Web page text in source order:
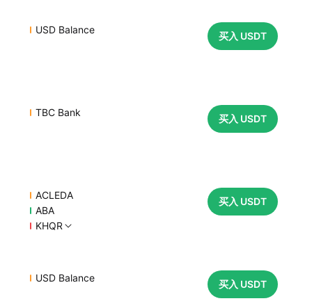
USD Balance
买入 USDT
TBC Bank
买入 USDT
ACLEDA
ABA
KHQR
买入 USDT
USD Balance
买入 USDT